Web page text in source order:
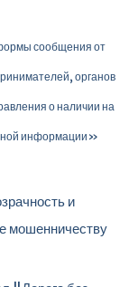
сообщения от
органов
о наличии на
информации»
и
мошенничеству